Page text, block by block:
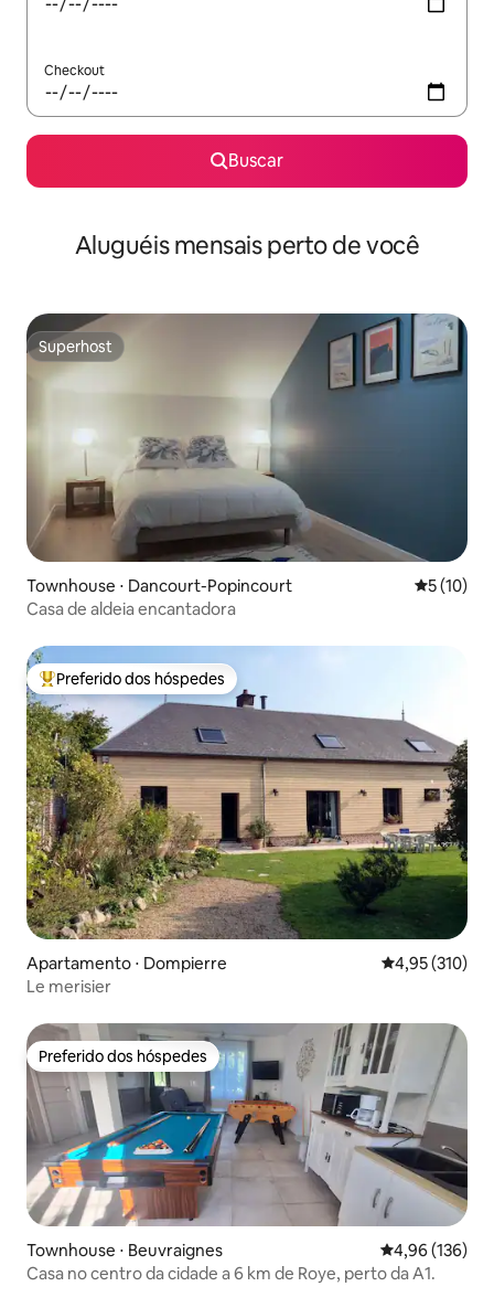
Checkout
Buscar
Aluguéis mensais perto de você
Superhost
Superhost
Townhouse ⋅ Dancourt-Popincourt 5 de uma
5 (10)
Casa de aldeia encantadora
Entre os melhores preferidos dos hóspedes
Preferido dos hóspedes
Apartamento ⋅ Dompierre 4,95 de uma
4,95 (310)
Le merisier
Preferido dos hóspedes
Preferido dos hóspedes
Townhouse ⋅ Beuvraignes 4,96 de uma
4,96 (136)
Casa no centro da cidade a 6 km de Roye, perto da A1.